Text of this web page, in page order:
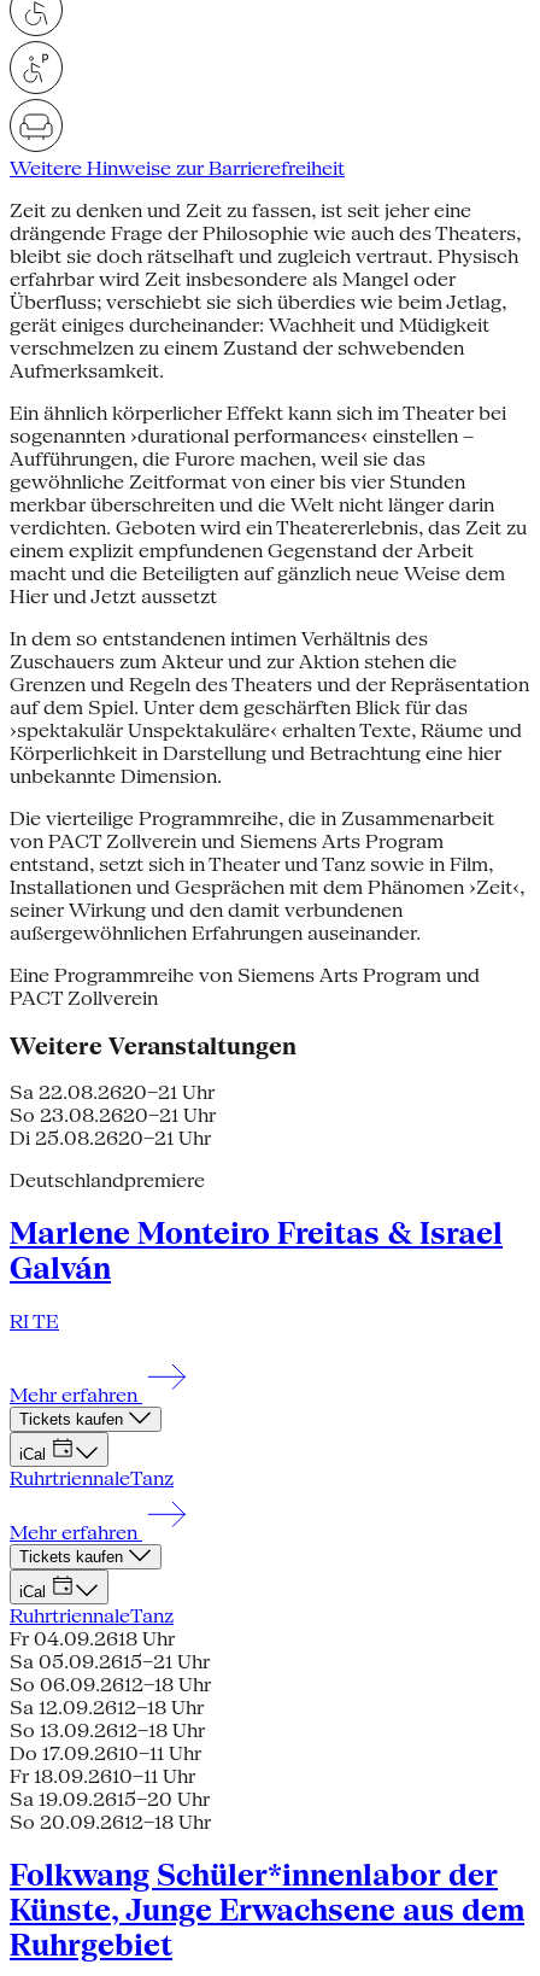
Weitere Hinweise zur Barrierefreiheit
Zeit zu denken und Zeit zu fassen, ist seit jeher eine
drängende Frage der Philosophie wie auch des Theaters,
bleibt sie doch rätselhaft und zugleich vertraut. Physisch
erfahrbar wird Zeit insbesondere als Mangel oder
Überfluss; verschiebt sie sich überdies wie beim Jetlag,
gerät einiges durcheinander: Wachheit und Müdigkeit
verschmelzen zu einem Zustand der schwebenden
Aufmerksamkeit.
Ein ähnlich körperlicher Effekt kann sich im Theater bei
sogenannten ›durational performances‹ einstellen –
Aufführungen, die Furore machen, weil sie das
gewöhnliche Zeitformat von einer bis vier Stunden
merkbar überschreiten und die Welt nicht länger darin
verdichten. Geboten wird ein Theatererlebnis, das Zeit zu
einem explizit empfundenen Gegenstand der Arbeit
macht und die Beteiligten auf gänzlich neue Weise dem
Hier und Jetzt aussetzt
In dem so entstandenen intimen Verhältnis des
Zuschauers zum Akteur und zur Aktion stehen die
Grenzen und Regeln des Theaters und der Repräsentation
auf dem Spiel. Unter dem geschärften Blick für das
›spektakulär Unspektakuläre‹ erhalten Texte, Räume und
Körperlichkeit in Darstellung und Betrachtung eine hier
unbekannte Dimension.
Die vierteilige Programmreihe, die in Zusammenarbeit
von PACT Zollverein und Siemens Arts Program
entstand, setzt sich in Theater und Tanz sowie in Film,
Installationen und Gesprächen mit dem Phänomen ›Zeit‹,
seiner Wirkung und den damit verbundenen
außergewöhnlichen Erfahrungen auseinander.
Eine Programmreihe von Siemens Arts Program und
PACT Zollverein
Weitere Veranstaltungen
Sa 22.08.2620–21 Uhr
So 23.08.2620–21 Uhr
Di 25.08.2620–21 Uhr
Deutschlandpremiere
Marlene Monteiro Freitas & Israel
Galván
RI TE
Mehr erfahren
Tickets kaufen
iCal
RuhrtriennaleTanz
Mehr erfahren
Tickets kaufen
iCal
RuhrtriennaleTanz
Fr 04.09.2618 Uhr
Sa 05.09.2615–21 Uhr
So 06.09.2612–18 Uhr
Sa 12.09.2612–18 Uhr
So 13.09.2612–18 Uhr
Do 17.09.2610–11 Uhr
Fr 18.09.2610–11 Uhr
Sa 19.09.2615–20 Uhr
So 20.09.2612–18 Uhr
Folkwang Schüler*innenlabor der
Künste, Junge Erwachsene aus dem
Ruhrgebiet